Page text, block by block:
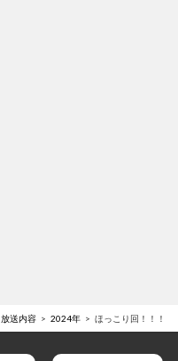
放送内容 2024年 ほっこり回！！！